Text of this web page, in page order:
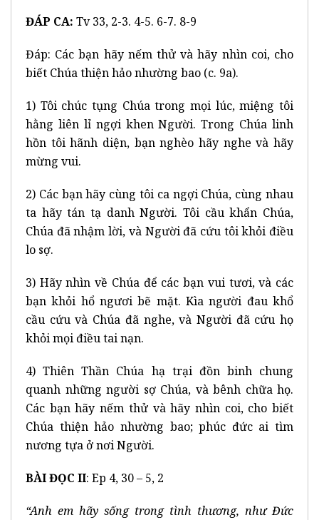
ĐÁP CA: Tv 33, 2-3. 4-5. 6-7. 8-9
Đáp: Các bạn hãy nếm thử và hãy nhìn coi, cho
biết Chúa thiện hảo nhường bao (c. 9a).
1) Tôi chúc tụng Chúa trong mọi lúc, miệng tôi
hằng liên lỉ ngợi khen Người. Trong Chúa linh
hồn tôi hãnh diện, bạn nghèo hãy nghe và hãy
mừng vui.
2) Các bạn hãy cùng tôi ca ngợi Chúa, cùng nhau
ta hãy tán tạ danh Người. Tôi cầu khẩn Chúa,
Chúa đã nhậm lời, và Người đã cứu tôi khỏi điều
lo sợ.
3) Hãy nhìn về Chúa để các bạn vui tươi, và các
bạn khỏi hổ ngươi bẽ mặt. Kìa người đau khổ
cầu cứu và Chúa đã nghe, và Người đã cứu họ
khỏi mọi điều tai nạn.
4) Thiên Thần Chúa hạ trại đồn binh chung
quanh những người sợ Chúa, và bênh chữa họ.
Các bạn hãy nếm thử và hãy nhìn coi, cho biết
Chúa thiện hảo nhường bao; phúc đức ai tìm
nương tựa ở nơi Người.
BÀI ĐỌC II: Ep 4, 30 – 5, 2
“Anh em hãy sống trong tình thương, như Đức